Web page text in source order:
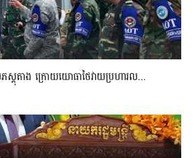
ស្តុតាង ក្រោយយោធាថៃវាយប្រហារល...